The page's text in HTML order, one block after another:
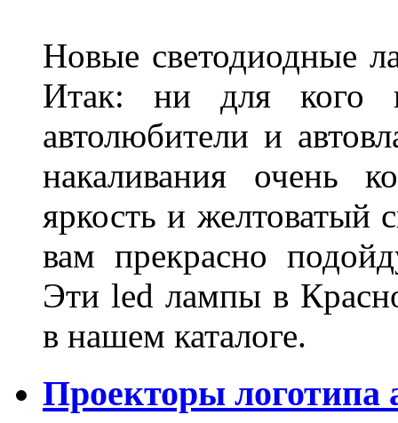
Новые светодиодные
Итак: ни для кого
автолюбители и
накаливания очень
яркость и желтоватый
вам прекрасно
Эти led лампы в
в нашем каталоге.
Проекторы логотипа